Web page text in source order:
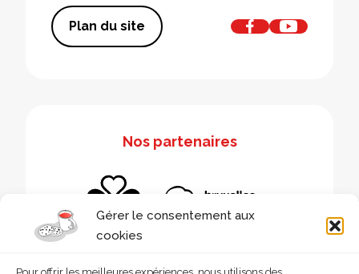
Gérer le consentement aux
cookies
Plan du site
Nos partenaires